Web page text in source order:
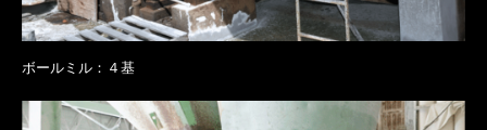
ボールミル：４基